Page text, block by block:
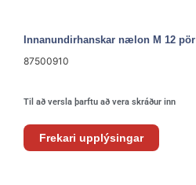
Innanundirhanskar nælon M 12 pör
87500910
Til að versla þarftu að vera skráður inn
Frekari upplýsingar